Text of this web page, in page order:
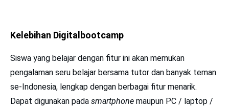
Kelebihan Digitalbootcamp
Siswa yang belajar dengan fitur ini akan memukan
pengalaman seru belajar bersama tutor dan banyak teman
se-Indonesia, lengkap dengan berbagai fitur menarik.
Dapat digunakan pada smartphone maupun PC / laptop /